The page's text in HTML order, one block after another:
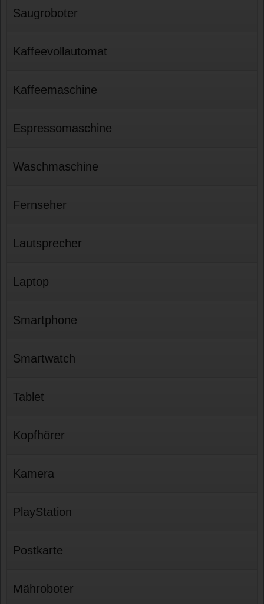
Saugroboter
Kaffeevollautomat
Kaffeemaschine
Espressomaschine
Waschmaschine
Fernseher
Lautsprecher
Laptop
Smartphone
Smartwatch
Tablet
Kopfhörer
Kamera
PlayStation
Postkarte
Mähroboter